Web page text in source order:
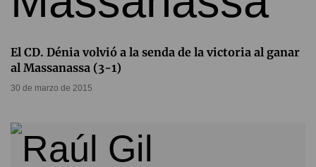
El CD. Dénia volvió a la senda de la victoria al ganar
al Massanassa (3-1)
30 de marzo de 2015